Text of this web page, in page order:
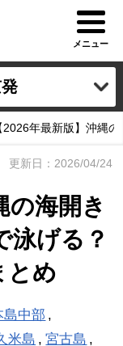
メニュー
2026年最新版】沖縄
島中部
米島
宮古島
更新日：2026/04/24
の海開き
泳げる？
とめ